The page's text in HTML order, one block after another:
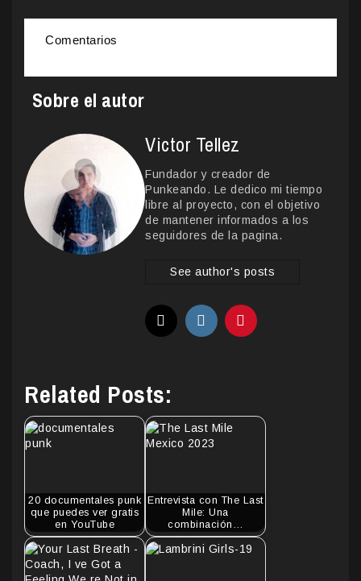
Comentarios
Sobre el autor
Victor Tellez
Fundador y creador de
Punkeando. Le dedico mi tiempo
libre al proyecto, con el objetivo
de mantener informados a los
seguidores de la pagina.
See author's posts
Related Posts:
20 documentales punk
que puedes ver gratis
en YouTube
Entrevista con The Last
Mile: Una
combinación…